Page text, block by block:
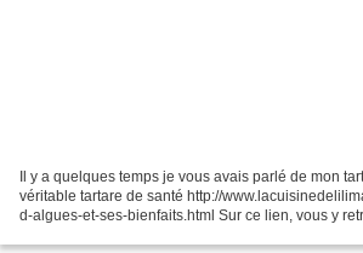
Il y a quelques temps je vous avais parlé de mon
véritable tartare de santé http://
d-algues-et-ses-bienfaits.html Sur ce lien, vous y